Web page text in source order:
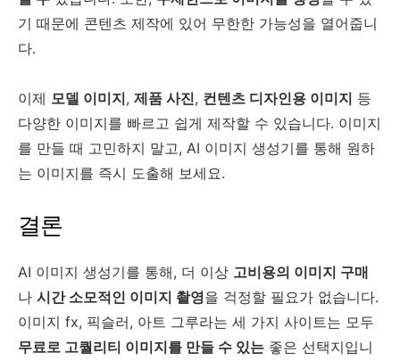
기 때문에 콘텐츠 제작에 있어 무한한 가능성을 열어줍니
다.
이제 모델 이미지, 제품 사진, 컨텐츠 디자인용 이미지 등
다양한 이미지를 빠르고 쉽게 제작할 수 있습니다. 이미지
를 만들 때 고민하지 말고, AI 이미지 생성기를 통해 원하
는 이미지를 즉시 도출해 보세요.
결론
AI 이미지 생성기를 통해, 더 이상 고비용의 이미지 구매
나 시간 소모적인 이미지 촬영을 걱정할 필요가 없습니다.
이미지 fx, 픽슬러, 아트 그루라는 세 가지 사이트는 모두
무료로 고퀄리티 이미지를 만들 수 있는 좋은 선택지입니